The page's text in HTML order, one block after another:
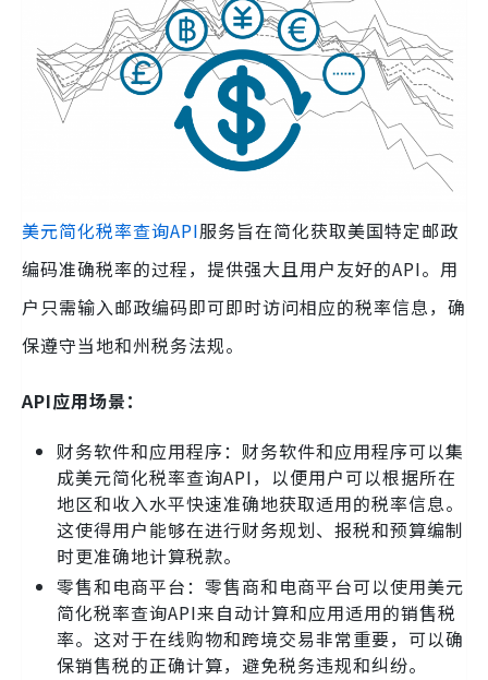
美元简化税率查询API服务旨在简化获取美国特定邮政
编码准确税率的过程，提供强大且用户友好的API。用
户只需输入邮政编码即可即时访问相应的税率信息，确
保遵守当地和州税务法规。
API应用场景：
财务软件和应用程序：财务软件和应用程序可以集
成美元简化税率查询API，以便用户可以根据所在
地区和收入水平快速准确地获取适用的税率信息。
这使得用户能够在进行财务规划、报税和预算编制
时更准确地计算税款。
零售和电商平台：零售商和电商平台可以使用美元
简化税率查询API来自动计算和应用适用的销售税
率。这对于在线购物和跨境交易非常重要，可以确
保销售税的正确计算，避免税务违规和纠纷。